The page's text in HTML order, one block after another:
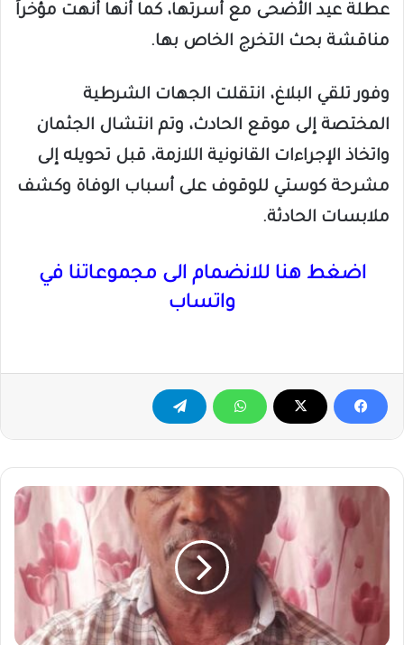
عطلة عيد الأضحى مع أسرتها، كما أنها أنهت مؤخراً
مناقشة بحث التخرج الخاص بها.
وفور تلقي البلاغ، انتقلت الجهات الشرطية
المختصة إلى موقع الحادث، وتم انتشال الجثمان
واتخاذ الإجراءات القانونية اللازمة، قبل تحويله إلى
مشرحة كوستي للوقوف على أسباب الوفاة وكشف
ملابسات الحادثة.
اضغط هنا للانضمام الى مجموعاتنا في
واتساب
القطب
دبروسة
لم
يصعد
للممتاز